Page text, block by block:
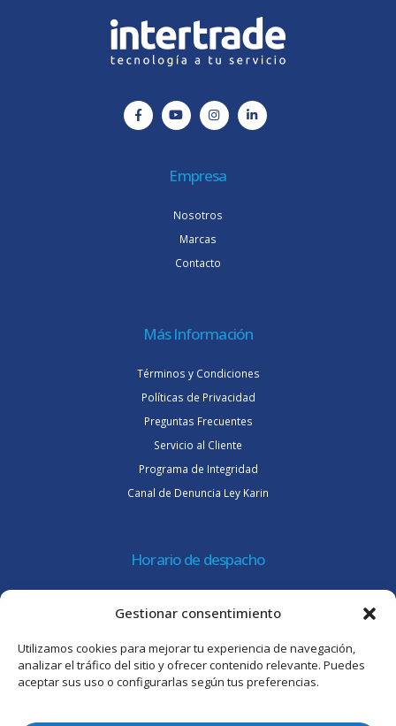
Gestionar consentimiento
Utilizamos cookies para mejorar tu experiencia de navegación,
analizar el tráfico del sitio y ofrecer contenido relevante. Puedes
aceptar sus uso o configurarlas según tus preferencias.
Empresa
Nosotros
Marcas
Contacto
Más Información
Términos y Condiciones
Políticas de Privacidad
Preguntas Frecuentes
Servicio al Cliente
Programa de Integridad
Canal de Denuncia Ley Karin
Horario de despacho
Viernes 8:30 a 15:30 hrs.
Atención al cliente
Lunes a jueves de 09:00 a 17:45 hrs.